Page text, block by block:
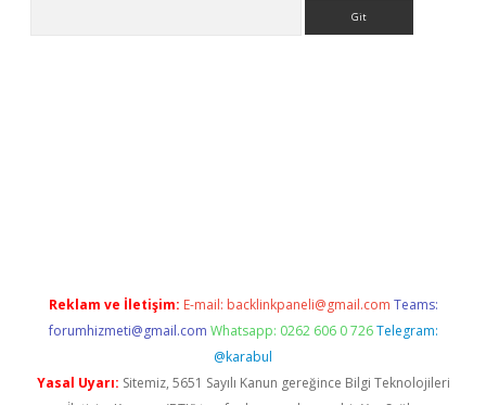
Reklam ve İletişim: E-mail: backlinkpaneli@gmail.com Teams:
forumhizmeti@gmail.com Whatsapp: 0262 606 0 726 Telegram:
@karabul
Yasal Uyarı: Sitemiz, 5651 Sayılı Kanun gereğince Bilgi Teknolojileri